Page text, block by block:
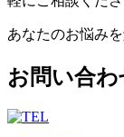
あなたのお悩み
お問い合